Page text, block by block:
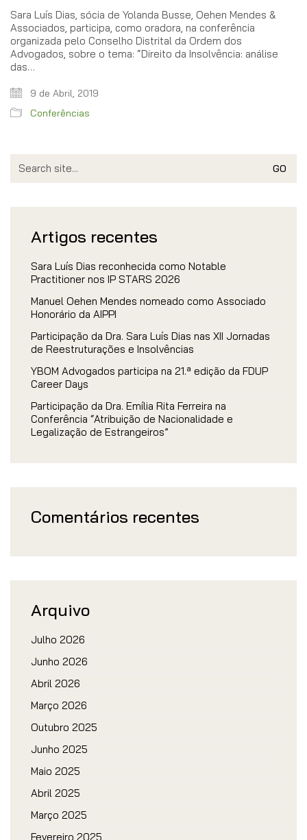
Sara Luís Dias, sócia de Yolanda Busse, Oehen Mendes &
Associados, participa, como oradora, na conferência
organizada pelo Conselho Distrital da Ordem dos
Advogados, sobre o tema: “Direito da Insolvência: análise
das…
9 de Abril, 2019
Conferências
for:
Artigos recentes
Sara Luís Dias reconhecida como Notable
Practitioner nos IP STARS 2026
Manuel Oehen Mendes nomeado como Associado
Honorário da AIPPI
Participação da Dra. Sara Luís Dias nas XII Jornadas
de Reestruturações e Insolvências
YBOM Advogados participa na 21.ª edição da FDUP
Career Days
Participação da Dra. Emília Rita Ferreira na
Conferência “Atribuição de Nacionalidade e
Legalização de Estrangeiros”
Comentários recentes
Arquivo
Julho 2026
Junho 2026
Abril 2026
Março 2026
Outubro 2025
Junho 2025
Maio 2025
Abril 2025
Março 2025
Fevereiro 2025